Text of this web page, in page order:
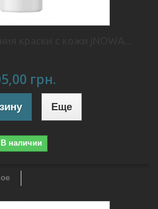
грн.
Еще
В наличии